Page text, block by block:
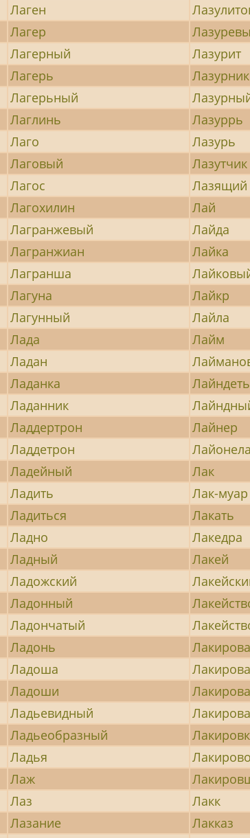
Лаген
Лагер
Лагерный
Лазурит
Лагерь
Лазурник
Лагерьный
Лаглинь
Лазуррь
Лаго
Лазурь
Лаговый
Лазутчик
Лагос
Лазящий
Лагохилин
Лай
Лагранжевый
Лайда
Лагранжиан
Лайка
Лагранша
Лагуна
Лайкр
Лагунный
Лайла
Лада
Лайм
Ладан
Ладанка
Лайндеть
Ладанник
Ладдертрон
Лайнер
Ладдетрон
Лайонела
Ладейный
Лак
Ладить
Лак-муар
Ладиться
Лакать
Ладно
Лакедра
Ладный
Лакей
Ладожский
Ладонный
Ладончатый
Ладонь
Ладоша
Ладоши
Ладьевидный
Ладьеобразный
Ладья
Лаж
Лаз
Лакк
Лазание
Лакказ